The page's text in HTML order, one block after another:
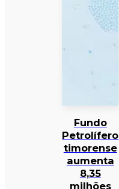
Fundo
Petrolífero
timorense
aumenta
8,35
milhões